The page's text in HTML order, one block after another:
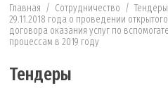
Главная / Сотрудничество / Тендеры
29.11.2018 года о проведении
договора оказания услуг по
процессам в 2019 году
Тендеры